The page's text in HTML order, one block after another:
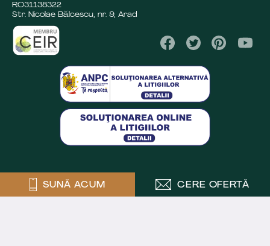
SUNĂ ACUM CERE OFERTĂ
RO31138322
Str. Nicolae Bălcescu, nr. 9, Arad